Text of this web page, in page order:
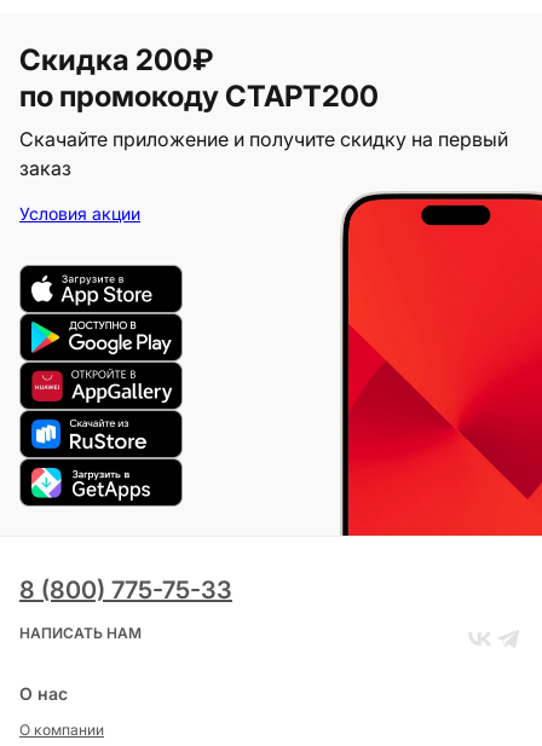
Скидка 200₽
по промокоду СТАРТ200
Скачайте приложение и получите скидку на первый
заказ
Условия акции
8 (800) 775-75-33
НАПИСАТЬ НАМ
О нас
О компании